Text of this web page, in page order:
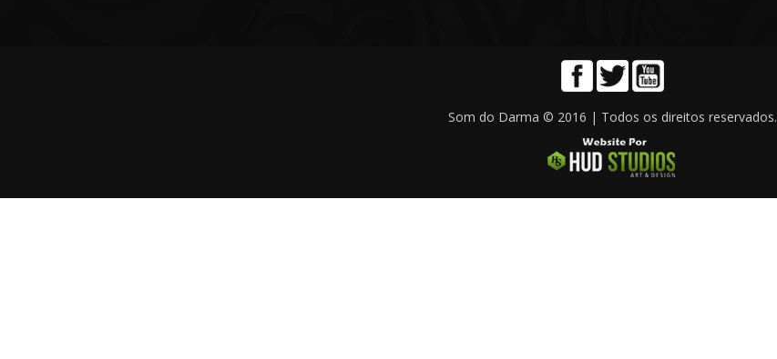
Som do Darma © 2016 | Todos os direitos reservados.